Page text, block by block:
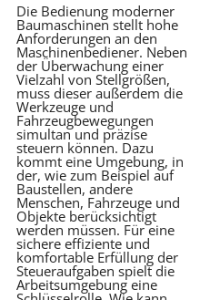
Die Bedienung moderner
Baumaschinen stellt hohe
Anforderungen an den
Maschinenbediener. Neben
der Überwachung einer
Vielzahl von Stellgrößen,
muss dieser außerdem die
Werkzeuge und
Fahrzeugbewegungen
simultan und präzise
steuern können. Dazu
kommt eine Umgebung, in
der, wie zum Beispiel auf
Baustellen, andere
Menschen, Fahrzeuge und
Objekte berücksichtigt
werden müssen. Für eine
sichere effiziente und
komfortable Erfüllung der
Steueraufgaben spielt die
Arbeitsumgebung eine